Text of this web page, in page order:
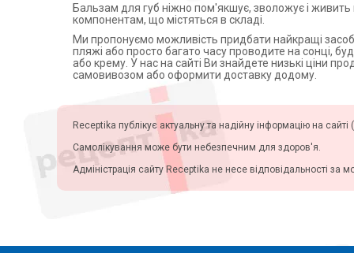
Стерилізація
Апатари Самоздрав
Центрифуги
Допплери
Слухові апарати
Косметичні прилади
Пульсоксиметри
ТОВ Красота и Здоровье,
Украина (7)
ТОВМНВОБiокон, Україна (3)
ПП Фіто доктор (4)
Аромашка (1)
Beiersdorf AG (на
потужностях Байєрсдорф
Мануфактуринг Познань Сп.
З.о.о, Польща), Нiмеччина (1)
ТОВ"МНВО"Бiокон", Україна
(3)
Lab. SVR (Франция) (2)
Байерсдорф АГ, Німеччина (2)
Бальзам для губ ніжно пом'якшує, зволожує і
компонентам, що містяться в складі.
Ми пропонуємо можливість придбати найкращі
пляжі або просто багато часу проводите на сонці,
або крему. У нас на сайті Ви знайдете низькі ціни
самовивозом або оформити доставку додому.
Receptika публікує актуальну та надійну інформацію на
Самолікування може бути небезпечним для здоров'я.
Адміністрація сайту Receptika не несе відповідальності за